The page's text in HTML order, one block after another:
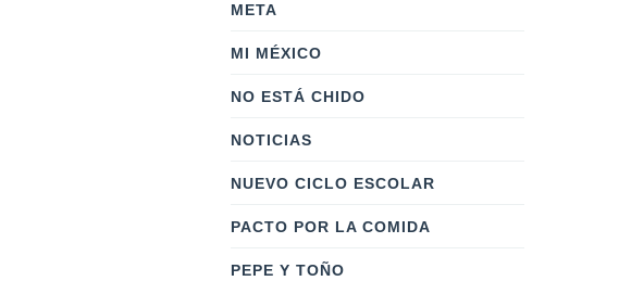
META
MI MÉXICO
NO ESTÁ CHIDO
NOTICIAS
NUEVO CICLO ESCOLAR
PACTO POR LA COMIDA
PEPE Y TOÑO